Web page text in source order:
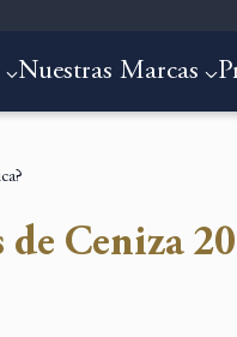
Nuestras Marcas
de Ceniza